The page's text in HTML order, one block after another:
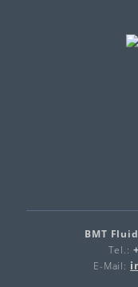
BMT
Tel.:
E-Mail: